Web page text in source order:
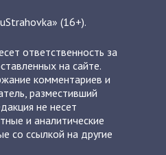
(16+).
ответственность за
на сайте.
комментариев и
разместивший
не несет
и аналитические
со ссылкой на другие